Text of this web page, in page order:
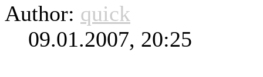
Author: quick
09.01.2007, 20:25